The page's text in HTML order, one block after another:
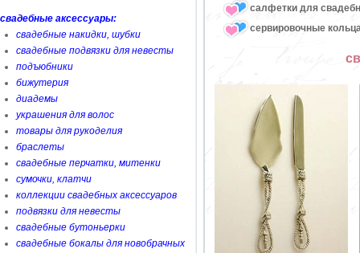
свадебные аксессуары:
свадебные накидки, шубки
свадебные подвязки для невесты
подъюбники
бижутерия
диадемы
украшения для волос
товары для рукоделия
браслеты
свадебные перчатки, митенки
сумочки, клатчи
коллекции свадебных аксессуаров
подвязки для невесты
свадебные бутоньерки
свадебные бокалы для новобрачных
салфетки для
сервировочные